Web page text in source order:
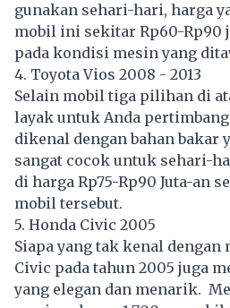
gunakan sehari-hari, harga
mobil ini sekitar Rp60-Rp90
pada kondisi mesin yang
4. Toyota Vios 2008 - 2013
Selain mobil tiga pilihan di
layak untuk Anda
dikenal dengan bahan bakar
sangat cocok untuk sehari-
di harga Rp75-Rp90 Juta-an
mobil tersebut.
5. Honda Civic 2005
Siapa yang tak kenal dengan
Civic pada tahun 2005 juga
yang elegan dan menarik.